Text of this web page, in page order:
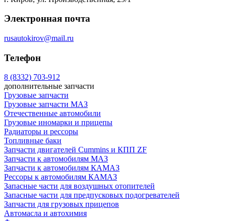
Электронная почта
rusautokirov@mail.ru
Телефон
8 (8332) 703-912
дополнительные запчасти
Грузовые запчасти
Грузовые запчасти МАЗ
Отечественные автомобили
Грузовые иномарки и прицепы
Радиаторы и рессоры
Топливные баки
Запчасти двигателей Cummins и КПП ZF
Запчасти к автомобилям МАЗ
Запчасти к автомобилям КАМАЗ
Рессоры к автомобилям КАМАЗ
Запасные части для воздушных отопителей
Запасные части для предпусковых подогревателей
Запчасти для грузовых прицепов
Автомасла и автохимия